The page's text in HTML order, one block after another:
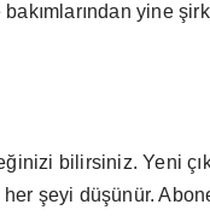
yine
bilirsiniz. Yeni
şeyi düşünür.